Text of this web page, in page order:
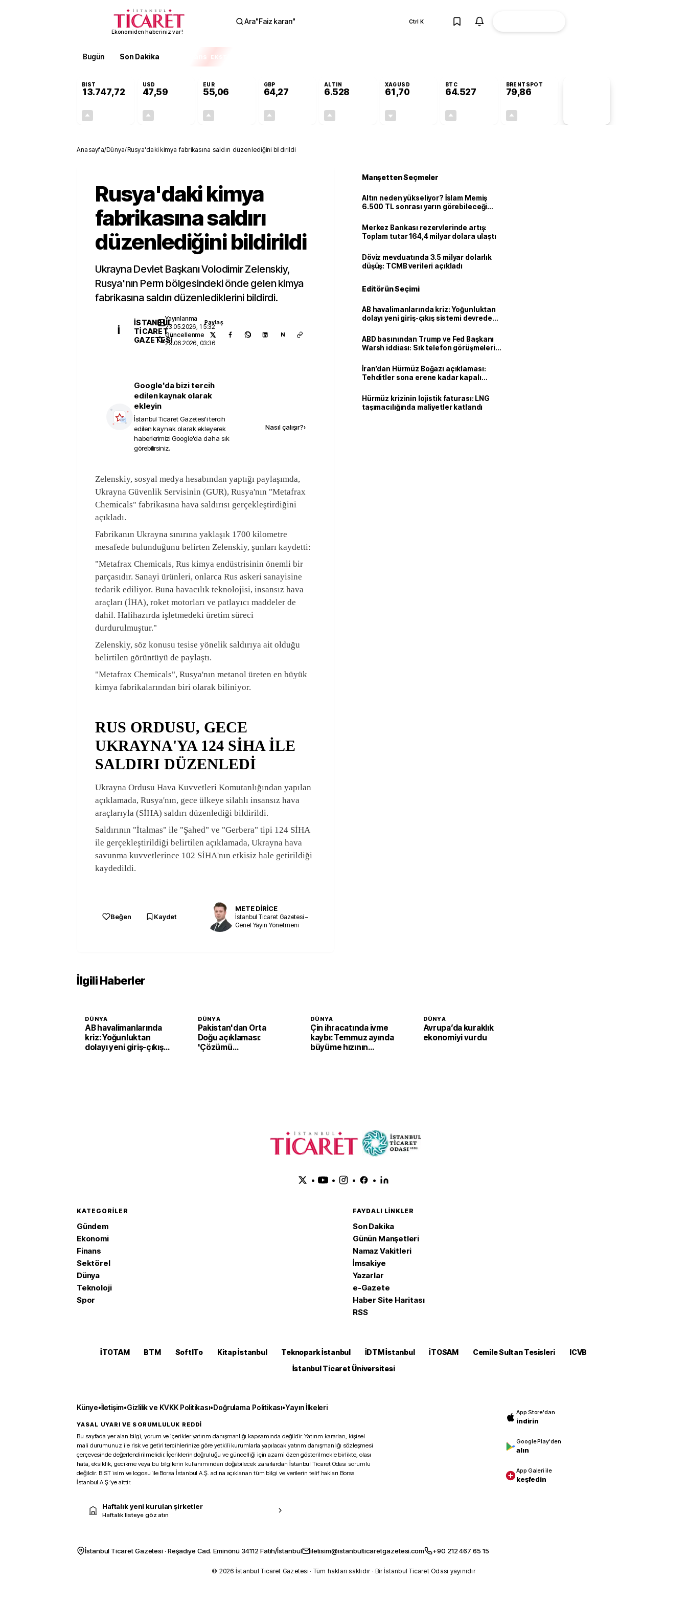
Ekonomiden haberiniz var!
Ara"Faiz kararı" Ctrl K
Bugün Son Dakika EKSTRA
BIST
13.747,72
USD
47,59
EUR
55,06
GBP
64,27
ALTIN
6.528
XAGUSD
61,70
BTC
64.527
BRENTSPOT
79,86
Anasayfa/Dünya/Rusya'daki kimya fabrikasına saldırı düzenlediğini bildirildi
Rusya'daki kimya
fabrikasına saldırı
düzenlediğini bildirildi
Ukrayna Devlet Başkanı Volodimir Zelenskiy,
Rusya'nın Perm bölgesindeki önde gelen kimya
fabrikasına saldırı düzenlediklerini bildirdi.
İ
İSTANBUL
TICARET
GAZETESI
Yayınlanma
23.05.2026, 15:32
Güncellenme
29.06.2026, 03:36
Paylaş
N
Google'da bizi tercih
edilen kaynak olarak
ekleyin
İstanbul Ticaret Gazetesi'i tercih
edilen kaynak olarak ekleyerek
haberlerimizi Google'da daha sık
görebilirsiniz.
Nasıl çalışır?›
Zelenskiy, sosyal medya hesabından yaptığı paylaşımda,
Ukrayna Güvenlik Servisinin (GUR), Rusya'nın "Metafrax
Chemicals" fabrikasına hava saldırısı gerçekleştirdiğini
açıkladı.
Fabrikanın Ukrayna sınırına yaklaşık 1700 kilometre
mesafede bulunduğunu belirten Zelenskiy, şunları kaydetti:
"Metafrax Chemicals, Rus kimya endüstrisinin önemli bir
parçasıdır. Sanayi ürünleri, onlarca Rus askeri sanayisine
tedarik ediliyor. Buna havacılık teknolojisi, insansız hava
araçları (İHA), roket motorları ve patlayıcı maddeler de
dahil. Halihazırda işletmedeki üretim süreci
durdurulmuştur."
Zelenskiy, söz konusu tesise yönelik saldırıya ait olduğu
belirtilen görüntüyü de paylaştı.
"Metafrax Chemicals", Rusya'nın metanol üreten en büyük
kimya fabrikalarından biri olarak biliniyor.
RUS ORDUSU, GECE
UKRAYNA'YA 124 SİHA İLE
SALDIRI DÜZENLEDİ
Ukrayna Ordusu Hava Kuvvetleri Komutanlığından yapılan
açıklamada, Rusya'nın, gece ülkeye silahlı insansız hava
araçlarıyla (SİHA) saldırı düzenlediği bildirildi.
Saldırının "İtalmas" ile "Şahed" ve "Gerbera" tipi 124 SİHA
ile gerçekleştirildiği belirtilen açıklamada, Ukrayna hava
savunma kuvvetlerince 102 SİHA'nın etkisiz hale getirildiği
kaydedildi.
Beğen Kaydet
METE DİRİCE
İstanbul Ticaret Gazetesi –
Genel Yayın Yönetmeni
Manşetten Seçmeler
Altın neden yükseliyor? İslam Memiş
6.500 TL sonrası yarın görebileceği
Merkez Bankası rezervlerinde artış:
Toplam tutar 164,4 milyar dolara ulaştı
Döviz mevduatında 3.5 milyar dolarlık
düşüş: TCMB verileri açıkladı
Editörün Seçimi
AB havalimanlarında kriz: Yoğunluktan
dolayı yeni giriş-çıkış sistemi devreden
ABD basınından Trump ve Fed Başkanı
Warsh iddiası: Sık telefon görüşmeleri
İran’dan Hürmüz Boğazı açıklaması:
Tehditler sona erene kadar kapalı
Hürmüz krizinin lojistik faturası: LNG
taşımacılığında maliyetler katlandı
İlgili Haberler
DÜNYA
AB havalimanlarında
kriz: Yoğunluktan
dolayı yeni giriş-çıkış
DÜNYA
Pakistan'dan Orta
Doğu açıklaması:
'Çözümü
DÜNYA
Çin ihracatında ivme
kaybı: Temmuz ayında
büyüme hızının
DÜNYA
Avrupa’da kuraklık
ekonomiyi vurdu
• • • •
KATEGORILER
Gündem
Ekonomi
Finans
Sektörel
Dünya
Teknoloji
Spor
FAYDALI LINKLER
Son Dakika
Günün Manşetleri
Namaz Vakitleri
İmsakiye
Yazarlar
e-Gazete
Haber Site Haritası
RSS
İTOTAM BTM SoftITo Kitap İstanbul Teknopark İstanbul İDTM İstanbul İTOSAM Cemile Sultan Tesisleri
ICVB
İstanbul Ticaret Üniversitesi
Künye•İletişim•Gizlilik ve KVKK Politikası•Doğrulama Politikası•Yayın İlkeleri
YASAL UYARI VE SORUMLULUK REDDİ
Bu sayfada yer alan bilgi, yorum ve içerikler yatırım danışmanlığı kapsamında değildir. Yatırım kararları, kişisel
mali durumunuz ile risk ve getiri tercihlerinize göre yetkili kurumlarla yapılacak yatırım danışmanlığı sözleşmesi
çerçevesinde değerlendirilmelidir. İçeriklerin doğruluğu ve güncelliği için azami özen gösterilmekle birlikte, olası
hata, eksiklik, gecikme veya bu bilgilerin kullanımından doğabilecek zararlardan İstanbul Ticaret Odası sorumlu
değildir. BIST isim ve logosu ile Borsa İstanbul A.Ş. adına açıklanan tüm bilgi ve verilerin telif hakları Borsa
İstanbul A.Ş.’ye aittir.
Haftalık yeni kurulan şirketler
Haftalık listeye göz atın
App Store'dan
indirin
Google Play'den
alın
App Galeri ile
keşfedin
İstanbul Ticaret Gazetesi · Reşadiye Cad. Eminönü 34112 Fatih/İstanbul iletisim@istanbulticaretgazetesi.com +90 212 467 65 15
© 2026 İstanbul Ticaret Gazetesi · Tüm hakları saklıdır · Bir İstanbul Ticaret Odası yayınıdır